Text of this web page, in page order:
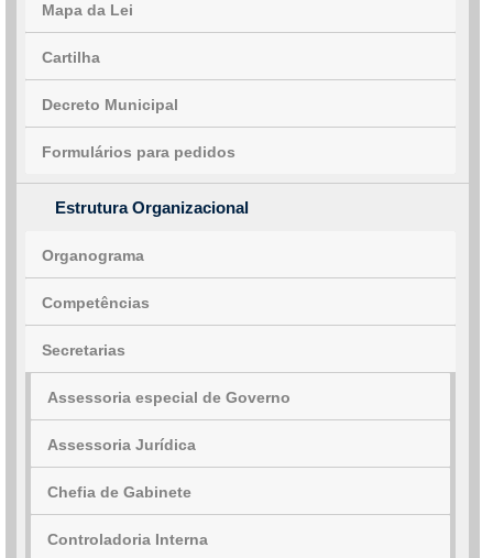
Mapa da Lei
Cartilha
Decreto Municipal
Formulários para pedidos
Estrutura Organizacional
Organograma
Competências
Secretarias
Assessoria especial de Governo
Assessoria Jurídica
Chefia de Gabinete
Controladoria Interna